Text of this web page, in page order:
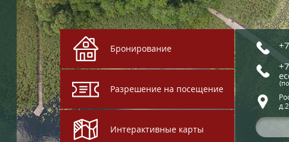
Бронирование
Разрешение на посещение
Интерактивные карты